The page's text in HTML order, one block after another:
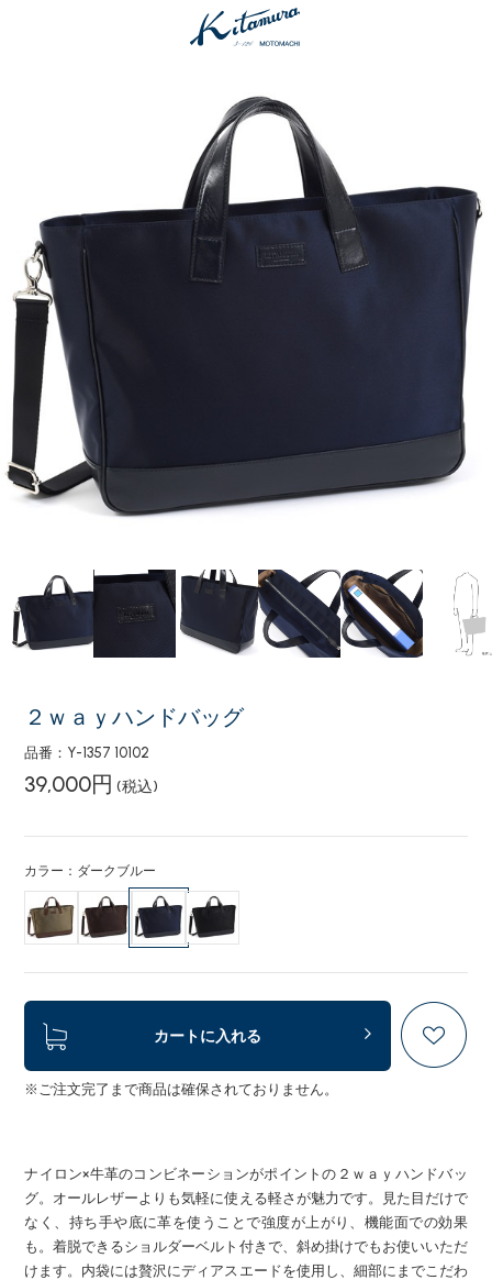
２ｗａｙハンドバッグ
品番：Y-1357 10102
39,000円 (税込)
カラー：ダークブルー
カートに入れる
※ご注文完了まで商品は確保されておりません。
ナイロン×牛革のコンビネーションがポイントの２ｗａｙハンドバッ
グ。オールレザーよりも気軽に使える軽さが魅力です。見た目だけで
なく、持ち手や底に革を使うことで強度が上がり、機能面での効果
も。着脱できるショルダーベルト付きで、斜め掛けでもお使いいただ
けます。内袋には贅沢にディアスエードを使用し、細部にまでこだわ